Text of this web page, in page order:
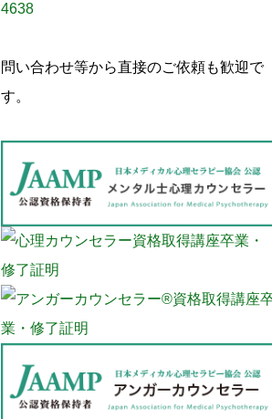
4638
問い合わせ等から直接のご依頼も歓迎で
す。